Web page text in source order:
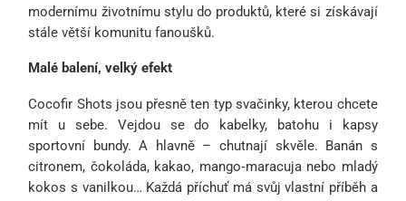
modernímu životnímu stylu do produktů, které si získávají
stále větší komunitu fanoušků.
Malé balení, velký efekt
Cocofir Shots jsou přesně ten typ svačinky, kterou chcete
mít u sebe. Vejdou se do kabelky, batohu i kapsy
sportovní bundy. A hlavně – chutnají skvěle. Banán s
citronem, čokoláda, kakao, mango‑maracuja nebo mladý
kokos s vanilkou… Každá příchuť má svůj vlastní příběh a